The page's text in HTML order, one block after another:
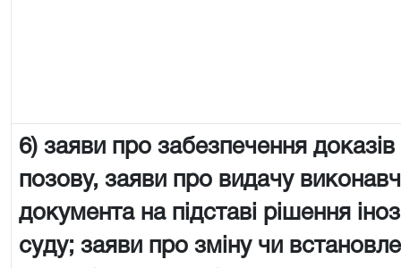
6) заяви про забезпечення
позову, заяви про видачу
документа на підставі рішення
суду; заяви про зміну чи